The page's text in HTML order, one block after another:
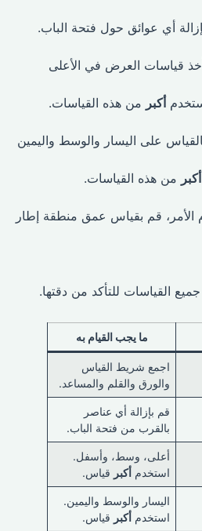
أي عوائق حول فتحة الباب.
قياسات العرض في الأعلى
أكبرمن هذه القياسات.
على اليسار والوسط واليمين
من هذه القياسات.
قم بقياس عمق منطقة إطار
القياسات للتأكد من دقتها.
ما يجب القيام به
اجمع شريط القياس
والورق والقلم والمساعد.
قم بإزالة أي عناصر
بالقرب من فتحة الباب.
أعلى، وسط، وأسفل.
استخدمأكبرقياس.
اليسار والوسط واليمين.
استخدمأكبرقياس.